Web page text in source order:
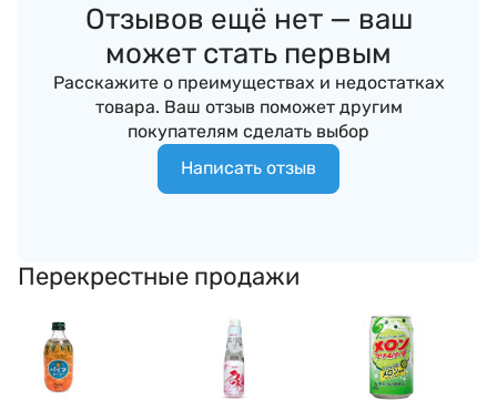
Отзывов ещё нет — ваш
может стать первым
Расскажите о преимуществах и недостатках
товара. Ваш отзыв поможет другим
покупателям сделать выбор
Написать отзыв
Перекрестные продажи